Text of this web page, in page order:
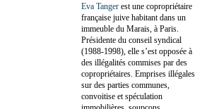
Eva Tanger est une copropriétaire
française juive habitant dans un
immeuble du Marais, à Paris.
Présidente du conseil syndical
(1988-1998), elle s’est opposée à
des illégalités commises par des
copropriétaires. Emprises illégales
sur des parties communes,
convoitise et spéculation